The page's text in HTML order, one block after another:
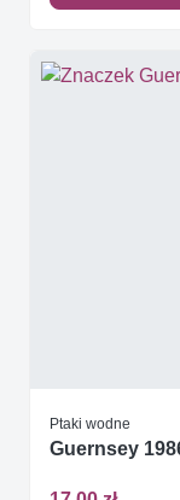
Ptaki wodne
Guernsey